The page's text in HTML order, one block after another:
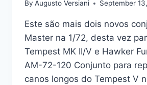
By Augusto Versiani September
Este são mais dois novos
Master na 1/72, desta vez
Tempest MK II/V e Hawker
AM-72-120 Conjunto para
canos longos do Tempest V